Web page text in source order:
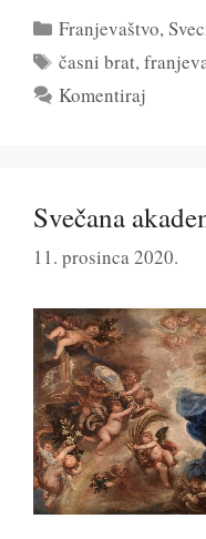
Kategorije
Franjevaštvo,
Oznake
časni brat,
Komentiraj
Svečana
11. prosinca 2020.